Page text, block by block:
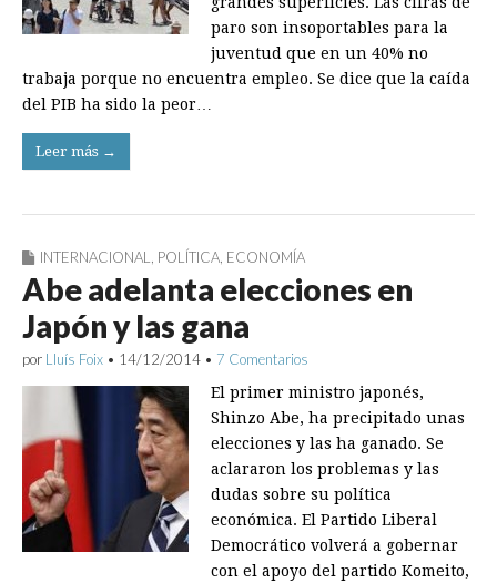
paro son insoportables para la
juventud que en un 40% no
trabaja porque no encuentra empleo. Se dice que la caída
del PIB ha sido la peor…
Leer más →
INTERNACIONAL, POLÍTICA, ECONOMÍA
Abe adelanta elecciones en
Japón y las gana
por Lluís Foix • 14/12/2014 • 7 Comentarios
El primer ministro japonés,
Shinzo Abe, ha precipitado unas
elecciones y las ha ganado. Se
aclararon los problemas y las
dudas sobre su política
económica. El Partido Liberal
Democrático volverá a gobernar
con el apoyo del partido Komeito,